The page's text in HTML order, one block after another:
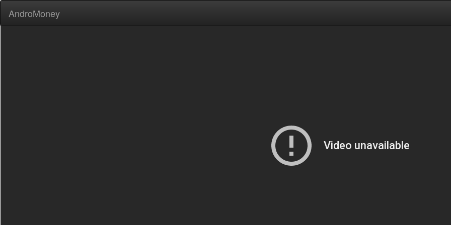
AndroMoney